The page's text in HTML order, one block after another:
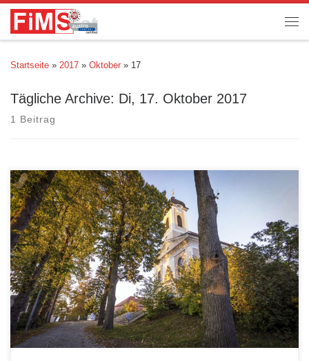
Startseite » 2017 » Oktober » 17
Tägliche Archive: Di, 17. Oktober 2017
1 Beitrag